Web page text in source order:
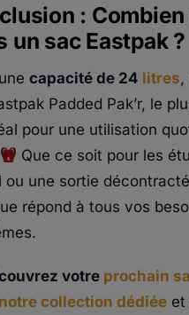
:
un sac Eastpak ?
capacité de 24 litres,
Padded Pak’r, le
pour une utilisation
Que ce soit pour les
ou une sortie
répond à tous vos
votre prochain
collection dédiée et